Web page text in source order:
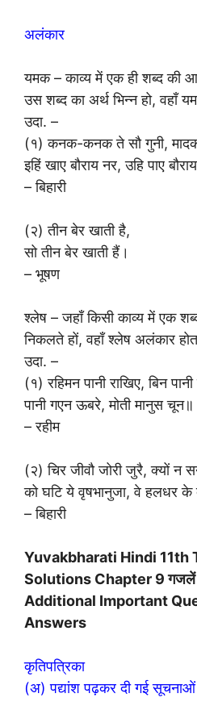
अलंकार
यमक – काव्य में एक ही शब्द की
उस शब्द का अर्थ भिन्न हो, वहाँ
उदा. –
(१) कनक-कनक ते सौ गुनी,
इहिं खाए बौराय नर, उहि पाए
– बिहारी
(२) तीन बेर खाती है,
सो तीन बेर खाती हैं।
– भूषण
श्लेष – जहाँ किसी काव्य में एक
निकलते हों, वहाँ श्लेष अलंकार
उदा. –
(१) रहिमन पानी राखिए, बिन
पानी गएन ऊबरे, मोती मानुस चून॥
– रहीम
(२) चिर जीवौ जोरी जुरै, क्यों न
को घटि ये वृषभानुजा, वे हलधर के
– बिहारी
Yuvakbharati Hindi 11th
Solutions Chapter 9 गजलें
Additional Important
Answers
कृतिपत्रिका
(अ) पद्यांश पढ़कर दी गई